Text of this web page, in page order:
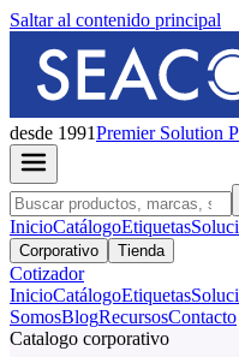
Saltar al contenido principal
desde 1991PremierSolution
InicioCatálogoEtiquetas
Corporativo Tienda
Cotizador
InicioCatálogoEtiquetas
SomosBlogRecursosContacto
Catalogo corporativo